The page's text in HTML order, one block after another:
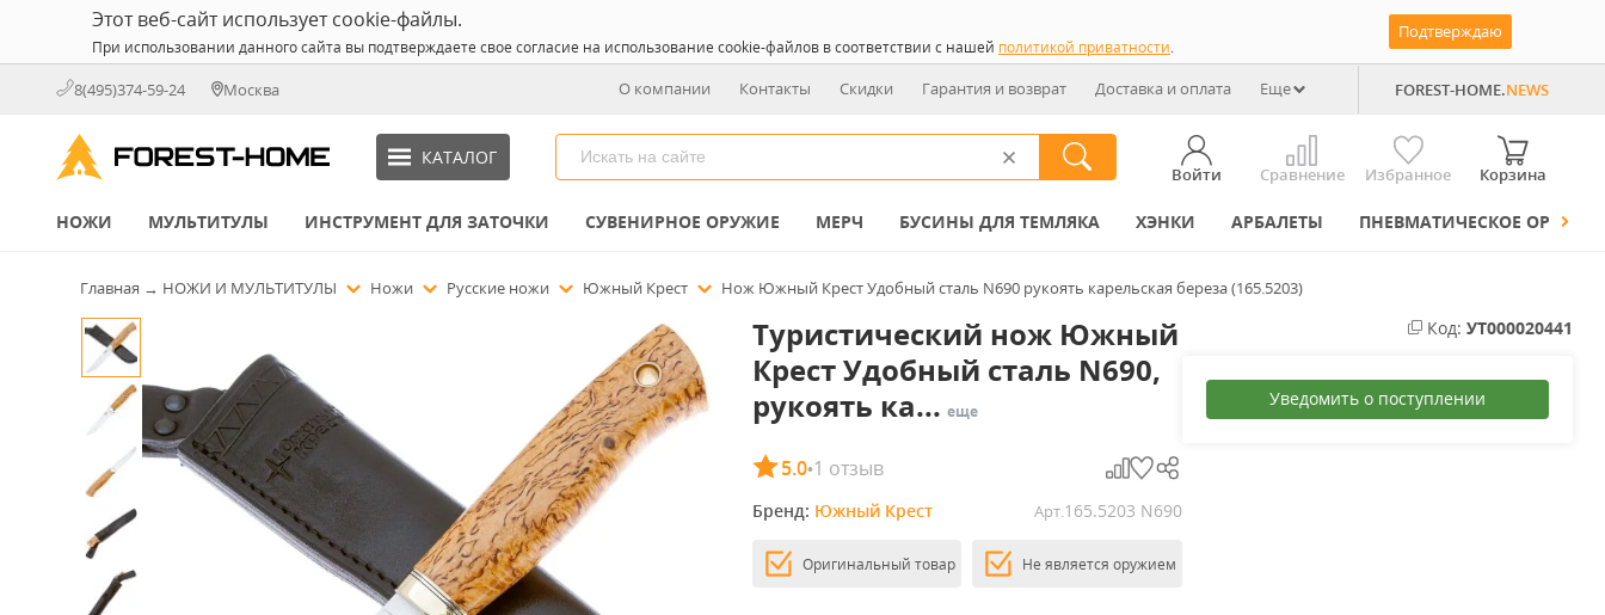
Этот веб-сайт использует cookie-файлы.
При использовании данного сайта вы подтверждаете свое согласие на использование cookie-файлов в соответствии с нашей политикой приватности.
Подтверждаю
8(495)374-59-24 Москва О компании Контакты Скидки Гарантия и возврат Доставка и оплата Еще FOREST-HOME.NEWS
КАТАЛОГ
Войти Сравнение Избранное Корзина
НОЖИ МУЛЬТИТУЛЫ ИНСТРУМЕНТ ДЛЯ ЗАТОЧКИ СУВЕНИРНОЕ ОРУЖИЕ МЕРЧ БУСИНЫ ДЛЯ ТЕМЛЯКА ХЭНКИ АРБАЛЕТЫ ПНЕВМАТИЧЕСКОЕ ОРУЖИЕ
Главная → НОЖИ И МУЛЬТИТУЛЫ Ножи Русские ножи Южный Крест Нож Южный Крест Удобный сталь N690 рукоять карельская береза (165.5203)
Туристический нож Южный
Крест Удобный сталь N690,
рукоять ка... еще
5.0•1 отзыв
Бренд: Южный Крест Арт.165.5203 N690
Оригинальный товар Не является оружием
Код: УТ000020441
Уведомить о поступлении